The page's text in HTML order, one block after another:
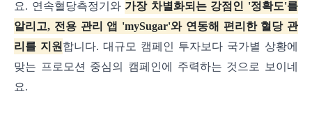
요. 연속혈당측정기와 가장 차별화되는 강점인 '정확도'를
알리고, 전용 관리 앱 'mySugar'와 연동해 편리한 혈당 관
리를 지원 합니다. 대규모 캠페인 투자보다 국가별 상황에
맞는 프로모션 중심의 캠페인에 주력하는 것으로 보이네
요.